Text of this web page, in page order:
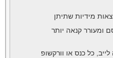
ומעורר קנאה יותר